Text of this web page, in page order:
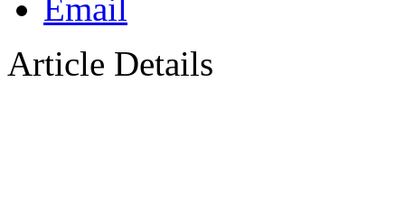
Article Details